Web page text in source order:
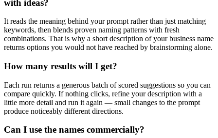
with ideas?
It reads the meaning behind your prompt rather than just matching
keywords, then blends proven naming patterns with fresh
combinations. That is why a short description of your business name
returns options you would not have reached by brainstorming alone.
How many results will I get?
Each run returns a generous batch of scored suggestions so you can
compare quickly. If nothing clicks, refine your description with a
little more detail and run it again — small changes to the prompt
produce noticeably different directions.
Can I use the names commercially?